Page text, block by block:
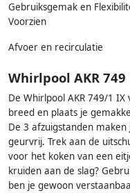
Gebruiksgemak en
Voorzien
Afvoer en recirculatie
Whirlpool AKR 749
De Whirlpool AKR 749/1
breed en plaats je
De 3 afzuigstanden
geurvrij. Trek aan de
voor het koken van een
kruiden aan de slag?
ben je gewoon